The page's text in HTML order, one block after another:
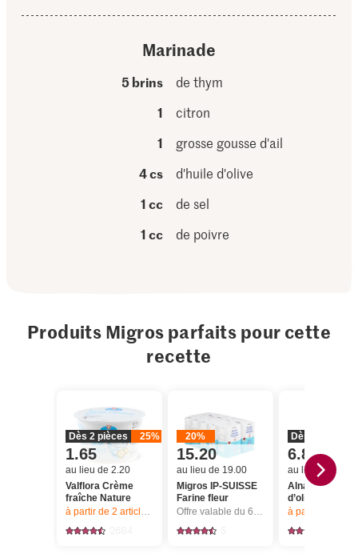
Marinade
5 brins
de thym
1
citron
1
grosse gousse d'ail
4 cs
d'huile d'olive
1 cc
de sel
1 cc
de poivre
Produits Migros parfaits pour cette
recette
Dès 2 pièces 25%
1.65
au lieu de 2.20
Valflora Crème
fraîche Nature
à partir de 2 articles, Offre valable du 6.8 au 12.8.2026, jusqu’à
20%
15.20
au lieu de 19.00
Migros IP-SUISSE
Farine fleur
Offre valable du 6.8 au 12.8.2026, jusqu’à épuisement du stock.
Dès 2 pièces
6.80
au lieu de 8.50
Alnatura Bio
d’olive extra
à partir de 2